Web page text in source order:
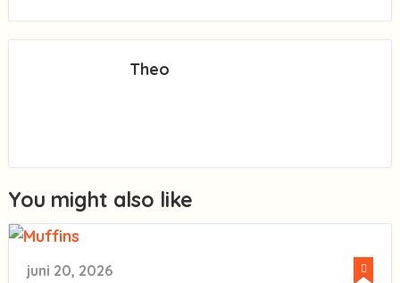
Theo
You might also like
juni 20, 2026